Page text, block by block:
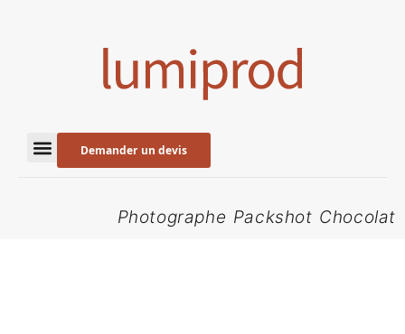
Demander un devis
Photographe Packshot Chocolat